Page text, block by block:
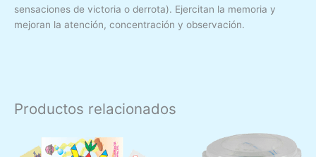
sensaciones de victoria o derrota). Ejercitan la memoria y
mejoran la atención, concentración y observación.
Productos relacionados